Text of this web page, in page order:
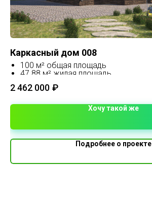
Каркасный дом 008
100 м² общая площадь
47.88 м² жилая площадь
1.5 этажа
2 462 000 ₽
Хочу такой же
Подробнее о проекте